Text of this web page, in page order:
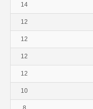
14
12
12
12
12
10